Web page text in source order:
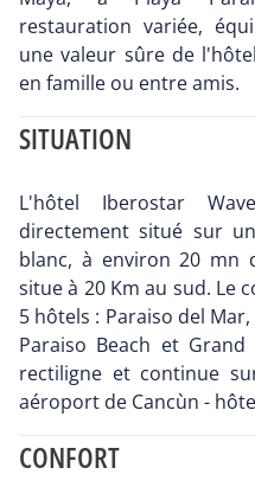
restauration variée,
une valeur sûre de
en famille ou entre amis.
SITUATION
L'hôtel Iberostar
directement situé sur
blanc, à environ 20 mn
situe à 20 Km au sud. Le
5 hôtels : Paraiso del
Paraiso Beach et
rectiligne et continue
aéroport de Cancùn -
CONFORT